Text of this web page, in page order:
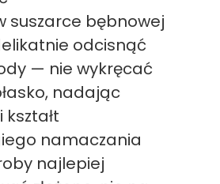
suszarce bębnowej
odcisnąć
— nie wykręcać
nadając
namaczania
najlepiej